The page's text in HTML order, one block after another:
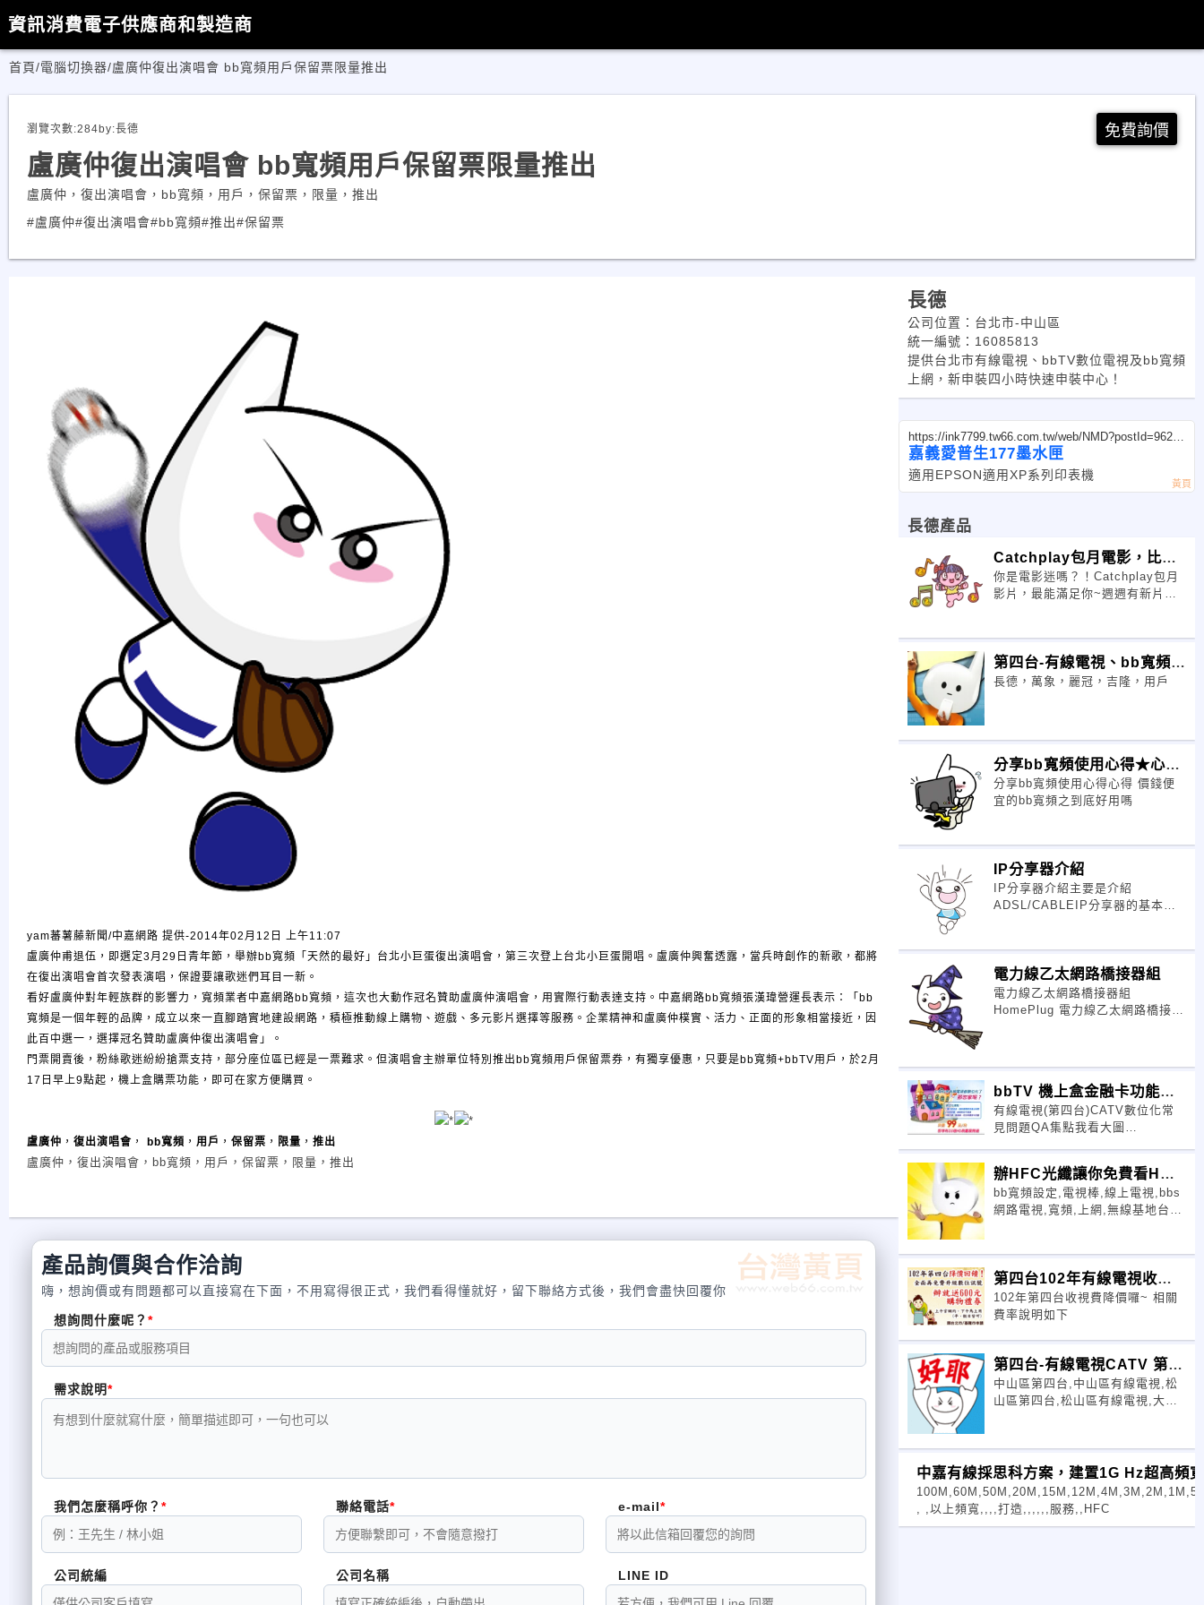
資訊消費電子供應商和製造商
首頁/電腦切換器/盧廣仲復出演唱會 bb寬頻用戶保留票限量推出
瀏覽次數:284by:長德 免費詢價
盧廣仲復出演唱會 bb寬頻用戶保留票限量推出
盧廣仲，復出演唱會，bb寬頻，用戶，保留票，限量，推出
#盧廣仲#復出演唱會#bb寬頻#推出#保留票
yam蕃薯藤新聞/中嘉網路 提供-2014年02月12日 上午11:07
盧廣仲甫退伍，即選定3月29日青年節，舉辦bb寬頻「天然的最好」台北小巨蛋復出演唱會，第三次登上台北小巨蛋開唱。盧廣仲興奮透露，當兵時創作的新歌，都將
在復出演唱會首次發表演唱，保證要讓歌迷們耳目一新。
看好盧廣仲對年輕族群的影響力，寬頻業者中嘉網路bb寬頻，這次也大動作冠名贊助盧廣仲演唱會，用實際行動表達支持。中嘉網路bb寬頻張漢瑋營運長表示：「bb
寬頻是一個年輕的品牌，成立以來一直腳踏實地建設網路，積極推動線上購物、遊戲、多元影片選擇等服務。企業精神和盧廣仲樸實、活力、正面的形象相當接近，因
此百中選一，選擇冠名贊助盧廣仲復出演唱會」。
門票開賣後，粉絲歌迷紛紛搶票支持，部分座位區已經是一票難求。但演唱會主辦單位特別推出bb寬頻用戶保留票券，有獨享優惠，只要是bb寬頻+bbTV用戶，於2月
17日早上9點起，機上盒購票功能，即可在家方便購買。
盧廣仲 ， 復出演唱會 ， bb寬頻 ， 用戶 ， 保留票 ， 限量 ， 推出
盧廣仲，復出演唱會，bb寬頻，用戶，保留票，限量，推出
產品詢價與合作洽詢
嗨，想詢價或有問題都可以直接寫在下面，不用寫得很正式，我們看得懂就好，留下聯絡方式後，我們會盡快回覆你
想詢問什麼呢？
需求說明
我們怎麼稱呼你？ 聯絡電話 e-mail
公司統編 公司名稱 LINE ID
長德
公司位置：台北市-中山區
統一編號：16085813
提供台北市有線電視、bbTV數位電視及bb寬頻
上網，新申裝四小時快速申裝中心！
https://ink7799.tw66.com.tw/web/NMD?postId=96209
7
嘉義愛普生177墨水匣
適用EPSON適用XP系列印表機
長德產品
Catchplay包月電影，比早
場還便宜！
你是電影迷嗎？！Catchplay包月
影片，最能滿足你~週週有新片，
第四台-有線電視、bb寬頻、
bbTV 推出【輕鬆繳
長德，萬象，麗冠，吉隆，用戶
分享bb寬頻使用心得★心得
★ 價錢便宜的bb寬頻之
分享bb寬頻使用心得心得 價錢便
宜的bb寬頻之到底好用嗎
IP分享器介紹
IP分享器介紹主要是介紹
ADSL/CABLEIP分享器的基本功
電力線乙太網路橋接器組
電力線乙太網路橋接器組
HomePlug 電力線乙太網路橋接器
bbTV 機上盒金融卡功能介
紹
有線電視(第四台)CATV數位化常
見問題QA集點我看大圖
辦HFC光纖讓你免費看HD
HBO電影兩年
bb寬頻設定,電視棒,線上電視,bbs
網路電視,寬頻,上網,無線基地台,
第四台102年有線電視收視
費用 -北市
102年第四台收視費降價囉~ 相關
費率說明如下
第四台-有線電視CATV 第四
台模糊不清該怎麼辦？
中山區第四台,中山區有線電視,松
山區第四台,松山區有線電視,大同
中嘉有線採思科方案，建置1G Hz超高頻寬
, ,以上頻寬,,,,打造,,,,,,服務,,HFC